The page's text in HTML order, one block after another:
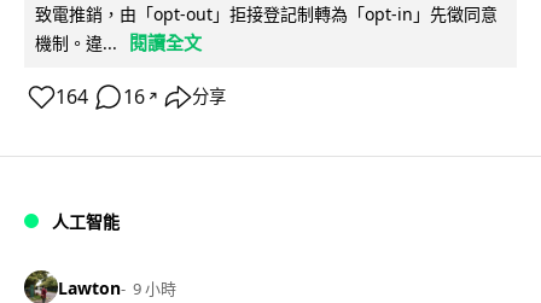
致電推銷，由「opt-out」拒接登記制轉為「opt-in」先徵同意
機制。違...
閱讀全文
164 16 ↗ 分享
人工智能
Lawton 9 小時